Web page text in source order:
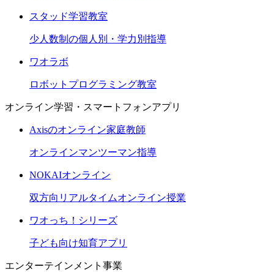
スタッド学習教室
少人数制の個人別・学力別指導
ワオラボ
ロボットプログラミング教室
オンライン学習・スマートフォンアプリ
Axisのオンライン家庭教師
オンラインマンツーマン指導
NOKAIオンライン
双方向リアルタイムオンライン授業
ワオっち！シリーズ
子ども向け知育アプリ
エンターテインメント事業